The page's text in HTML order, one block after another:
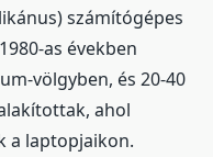
számítógépes
as években
völgyben, és 20-40
ahol
a laptopjaikon.